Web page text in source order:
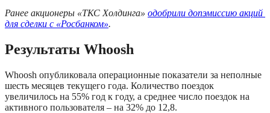
Ранее акционеры «ТКС Холдинга» одобрили допэмиссию акций
для сделки с «Росбанком».
Результаты Whoosh
Whoosh опубликовала операционные показатели за неполные
шесть месяцев текущего года. Количество поездок
увеличилось на 55% год к году, а среднее число поездок на
активного пользователя – на 32% до 12,8.